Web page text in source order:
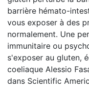
barrière hémato-
vous exposer à des
normalement. Une
immunitaire ou
s'exposer au gluten,
coeliaque Alessio
dans Scientific